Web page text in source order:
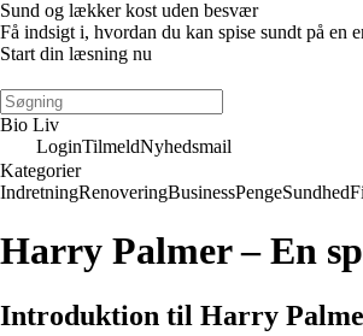
Sund og lækker kost uden besvær
Få indsigt i, hvordan du kan spise sundt på en
Start din læsning nu
Bio Liv
LoginTilmeldNyhedsmail
Kategorier
IndretningRenoveringBusinessPengeSundhed
Harry Palmer – En
Introduktion til Harry